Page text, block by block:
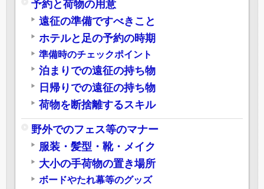
予約と荷物の用意
遠征の準備ですべきこと
ホテルと足の予約の時期
準備時のチェックポイント
泊まりでの遠征の持ち物
日帰りでの遠征の持ち物
荷物を断捨離するスキル
野外でのフェス等のマナー
服装・髪型・靴・メイク
大小の手荷物の置き場所
ボードやたれ幕等のグッズ